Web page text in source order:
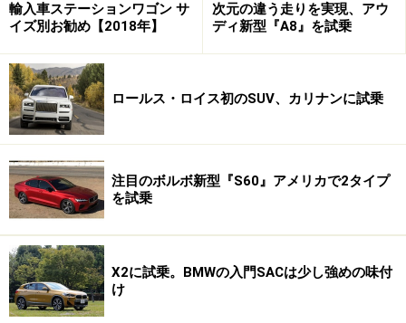
輸入車ステーションワゴン サ
イズ別お勧め【2018年】
次元の違う走りを実現、アウ
ディ新型『A8』を試乗
ロールス・ロイス初のSUV、カリナンに試乗
注目のボルボ新型『S60』アメリカで2タイプ
を試乗
X2に試乗。BMWの入門SACは少し強めの味付
け